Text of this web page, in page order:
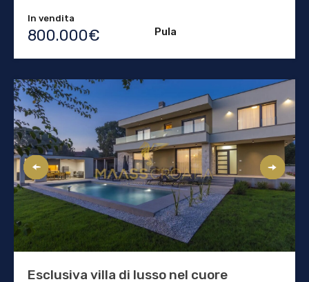
In vendita
800.000€ Pula
Esclusiva villa di lusso nel cuore